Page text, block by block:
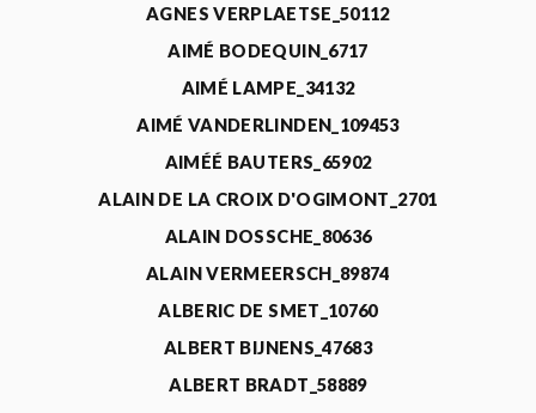
AGNES VERPLAETSE_50112
AIMÉ BODEQUIN_6717
AIMÉ LAMPE_34132
AIMÉ VANDERLINDEN_109453
AIMÉÉ BAUTERS_65902
ALAIN DE LA CROIX D'OGIMONT_2701
ALAIN DOSSCHE_80636
ALAIN VERMEERSCH_89874
ALBERIC DE SMET_10760
ALBERT BIJNENS_47683
ALBERT BRADT_58889